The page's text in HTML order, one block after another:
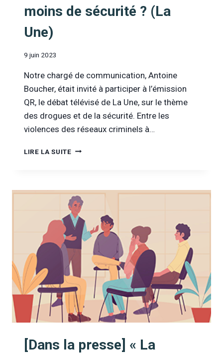
moins de sécurité ? (La
Une)
9 juin 2023
Notre chargé de communication, Antoine
Boucher, était invité à participer à l’émission
QR, le débat télévisé de La Une, sur le thème
des drogues et de la sécurité. Entre les
violences des réseaux criminels à…
LIRE LA SUITE[DANS
LE
DÉBAT
:
PLUS
DE
DROGUES,
MOINS
DE
SÉCURITÉ
?
(LA
UNE)
[Dans la presse] « La